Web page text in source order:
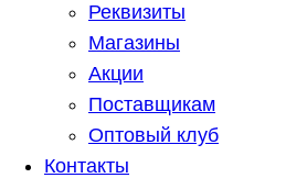
Реквизиты
Магазины
Акции
Поставщикам
Оптовый клуб
Контакты